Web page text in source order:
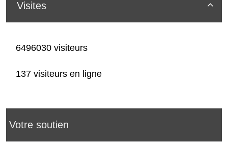

Visites
6496030 visiteurs
137 visiteurs en ligne
Votre soutien